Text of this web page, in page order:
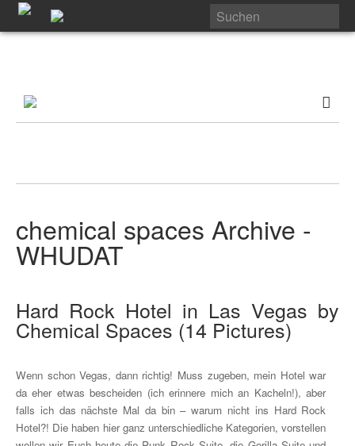
chemical spaces Archive -
WHUDAT
Hard Rock Hotel in Las Vegas by
Chemical Spaces (14 Pictures)
Wenn schon Vegas, dann richtig! Muss zugeben, mein Hotel war
da eher etwas bescheiden (ich erinnere mich an Kacheln!), aber
falls ich das nächste Mal da bin – warum nicht ins Hard Rock
Hotel?! Die haben hier ganz unterschiedliche Kategorien, vorstellen